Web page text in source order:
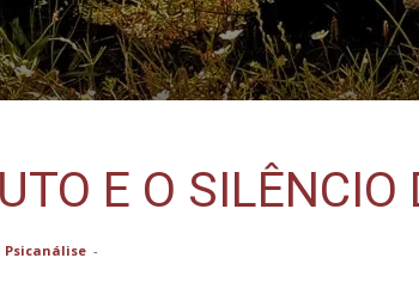
E O SILÊNCIO
Psicanálise -